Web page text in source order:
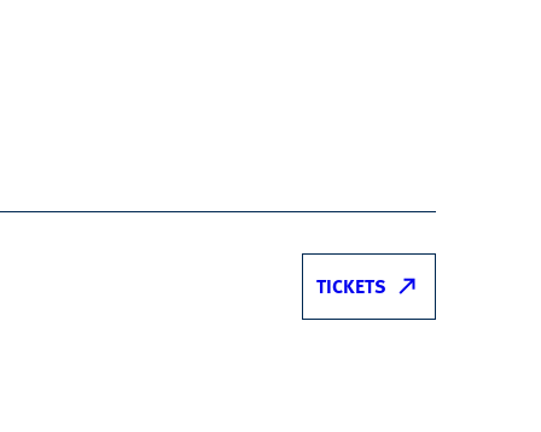
TICKETS